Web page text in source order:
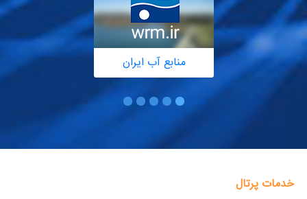
منابع آب ایران
خدمات پرتال